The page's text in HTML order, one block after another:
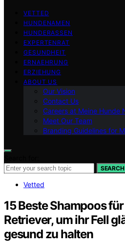
VETTED
HUNDENAMEN
HUNDERASSEN
EXPERTENRAT
GESUNDHEIT
ERNAEHRUNG
ERZIEHUNG
ABOUT US
Our Vision
Contact Us
Careers at Meine Hunde
Meet Our Team
Branding Guidelines for
SEARCH
Vetted
15 Beste Shampoos
Retriever, um ihr Fell
gesund zu halten